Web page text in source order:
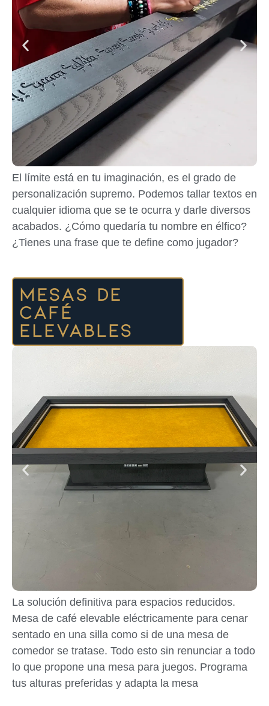
El límite está en tu imaginación, es el grado de
personalización supremo. Podemos tallar textos en
cualquier idioma que se te ocurra y darle diversos
acabados. ¿Cómo quedaría tu nombre en élfico?
¿Tienes una frase que te define como jugador?
Mesas de
café
elevables
La solución definitiva para espacios reducidos.
Mesa de café elevable eléctricamente para cenar
sentado en una silla como si de una mesa de
comedor se tratase. Todo esto sin renunciar a todo
lo que propone una mesa para juegos. Programa
tus alturas preferidas y adapta la mesa